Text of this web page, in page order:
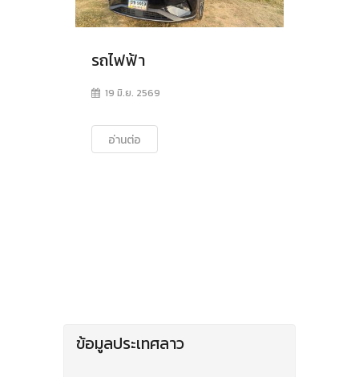
รถไฟฟ้า
19 มิ.ย. 2569
อ่านต่อ
ข้อมูลประเทศลาว